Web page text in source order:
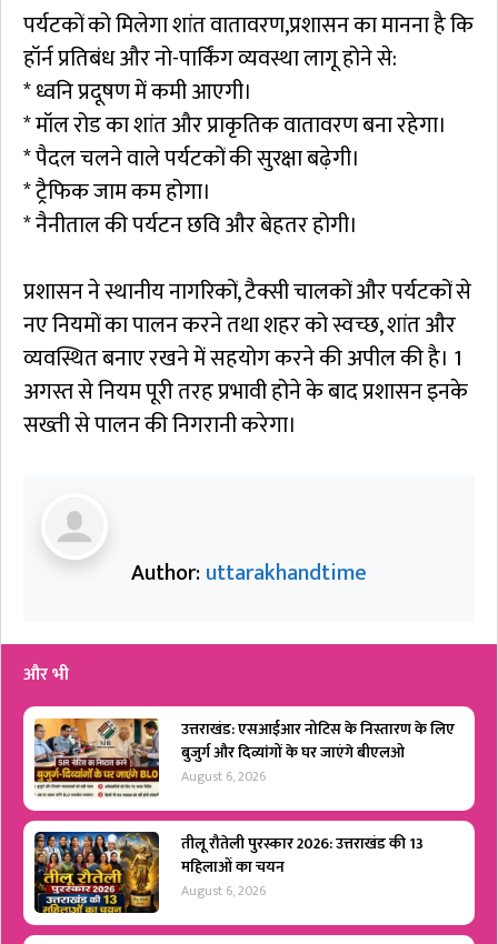
पर्यटकों को मिलेगा शांत वातावरण,प्रशासन का मानना है कि
हॉर्न प्रतिबंध और नो-पार्किंग व्यवस्था लागू होने से:
* ध्वनि प्रदूषण में कमी आएगी।
* मॉल रोड का शांत और प्राकृतिक वातावरण बना रहेगा।
* पैदल चलने वाले पर्यटकों की सुरक्षा बढ़ेगी।
* ट्रैफिक जाम कम होगा।
* नैनीताल की पर्यटन छवि और बेहतर होगी।
प्रशासन ने स्थानीय नागरिकों, टैक्सी चालकों और पर्यटकों से
नए नियमों का पालन करने तथा शहर को स्वच्छ, शांत और
व्यवस्थित बनाए रखने में सहयोग करने की अपील की है। 1
अगस्त से नियम पूरी तरह प्रभावी होने के बाद प्रशासन इनके
सख्ती से पालन की निगरानी करेगा।
Author:uttarakhandtime
और भी
उत्तराखंड: एसआईआर नोटिस के निस्तारण के लिए
बुजुर्ग और दिव्यांगों के घर जाएंगे बीएलओ
August 6, 2026
तीलू रौतेली पुरस्कार 2026: उत्तराखंड की 13
महिलाओं का चयन
August 6, 2026